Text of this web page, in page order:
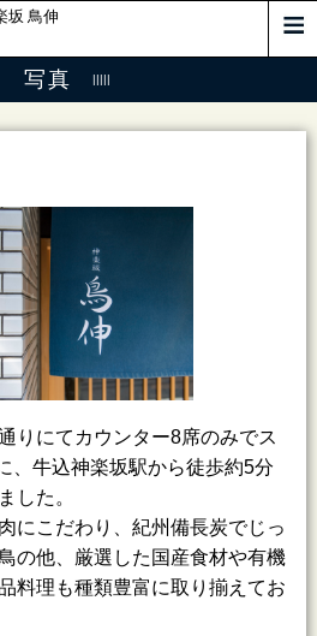
坂 鳥伸
写真
りにてカウンター8席のみでス
、牛込神楽坂駅から徒歩約5分
した。
にこだわり、紀州備長炭でじっ
の他、厳選した国産食材や有機
料理も種類豊富に取り揃えてお